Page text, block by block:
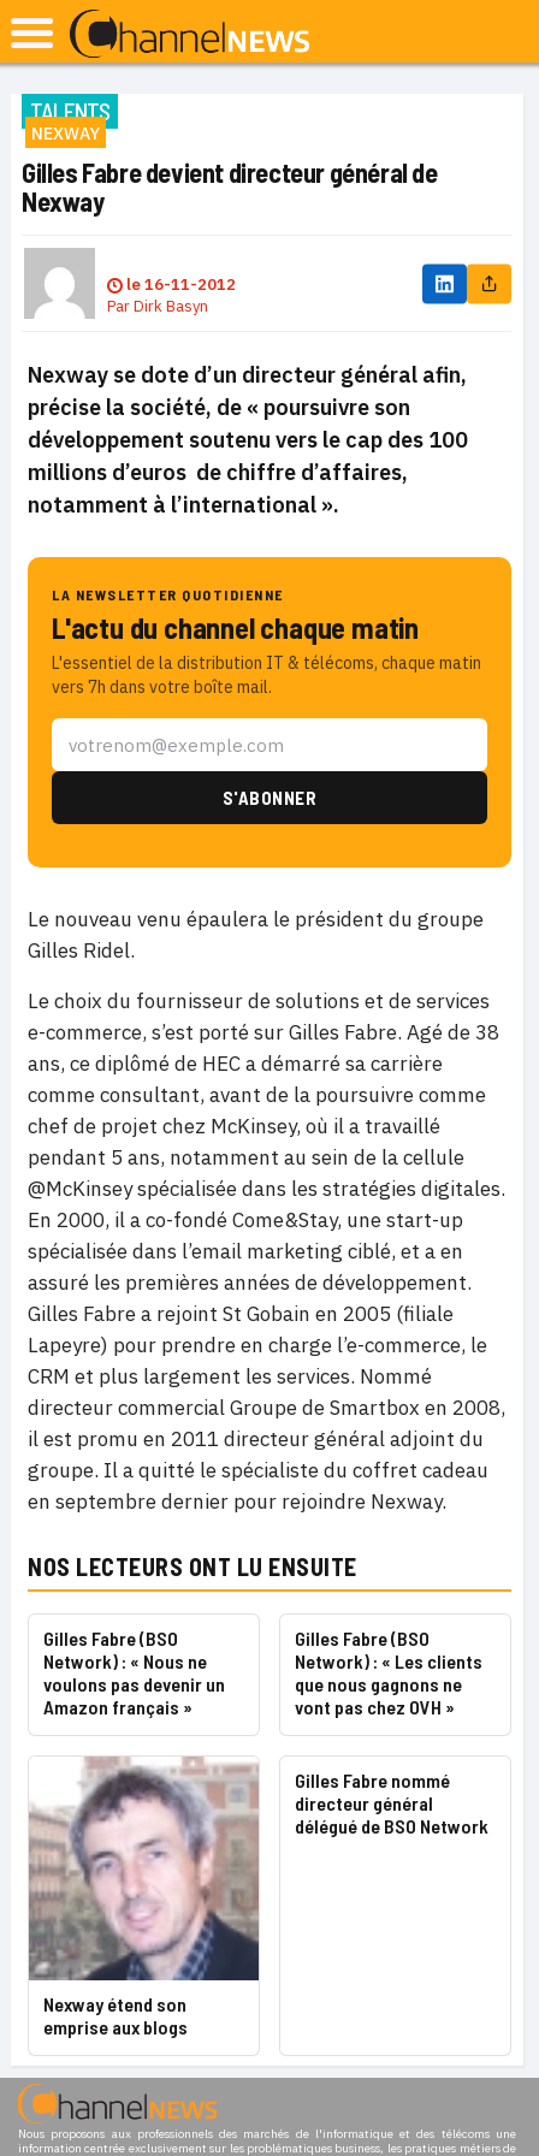
TALENTS
NEXWAY
Gilles Fabre devient directeur général de
Nexway
le16-11-2012
ParDirk Basyn
Nexway se dote d’un directeur général afin,
précise la société, de « poursuivre son
développement soutenu vers le cap des 100
millions d’euros de chiffre d’affaires,
notamment à l’international ».
LA NEWSLETTER QUOTIDIENNE
L'actu du channel chaque matin
L'essentiel de la distribution IT & télécoms, chaque matin
vers 7h dans votre boîte mail.
Le nouveau venu épaulera le président du groupe
Gilles Ridel.
Le choix du fournisseur de solutions et de services
e-commerce, s’est porté sur Gilles Fabre. Agé de 38
ans, ce diplômé de HEC a démarré sa carrière
comme consultant, avant de la poursuivre comme
chef de projet chez McKinsey, où il a travaillé
pendant 5 ans, notamment au sein de la cellule
@McKinsey spécialisée dans les stratégies digitales.
En 2000, il a co-fondé Come&Stay, une start-up
spécialisée dans l’email marketing ciblé, et a en
assuré les premières années de développement.
Gilles Fabre a rejoint St Gobain en 2005 (filiale
Lapeyre) pour prendre en charge l’e-commerce, le
CRM et plus largement les services. Nommé
directeur commercial Groupe de Smartbox en 2008,
il est promu en 2011 directeur général adjoint du
groupe. Il a quitté le spécialiste du coffret cadeau
en septembre dernier pour rejoindre Nexway.
NOS LECTEURS ONT LU ENSUITE
Gilles Fabre (BSO
Network) : « Nous ne
voulons pas devenir un
Amazon français »
Gilles Fabre (BSO
Network) : « Les clients
que nous gagnons ne
vont pas chez OVH »
Nexway étend son
emprise aux blogs
Gilles Fabre nommé
directeur général
délégué de BSO Network
Nous proposons aux professionnels des marchés de l'informatique et des télécoms une
information centrée exclusivement sur les problématiques business, les pratiques métiers de